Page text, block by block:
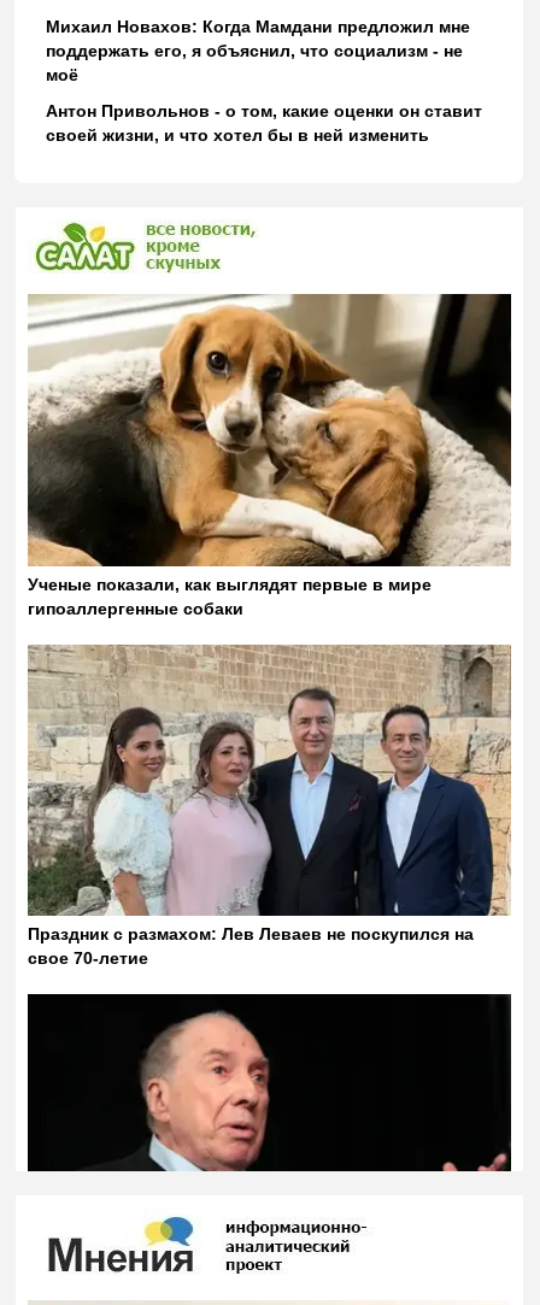
Михаил Новахов: Когда Мамдани предложил мне
поддержать его, я объяснил, что социализм - не
моё
Антон Привольнов - о том, какие оценки он ставит
своей жизни, и что хотел бы в ней изменить